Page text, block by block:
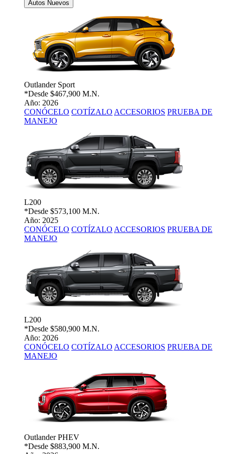
Autos Nuevos
Outlander Sport
*Desde $467,900 M.N.
Año: 2026
CONÓCELO COTÍZALO ACCESORIOS PRUEBA DE
MANEJO
L200
*Desde $573,100 M.N.
Año: 2025
CONÓCELO COTÍZALO ACCESORIOS PRUEBA DE
MANEJO
L200
*Desde $580,900 M.N.
Año: 2026
CONÓCELO COTÍZALO ACCESORIOS PRUEBA DE
MANEJO
Outlander PHEV
*Desde $883,900 M.N.